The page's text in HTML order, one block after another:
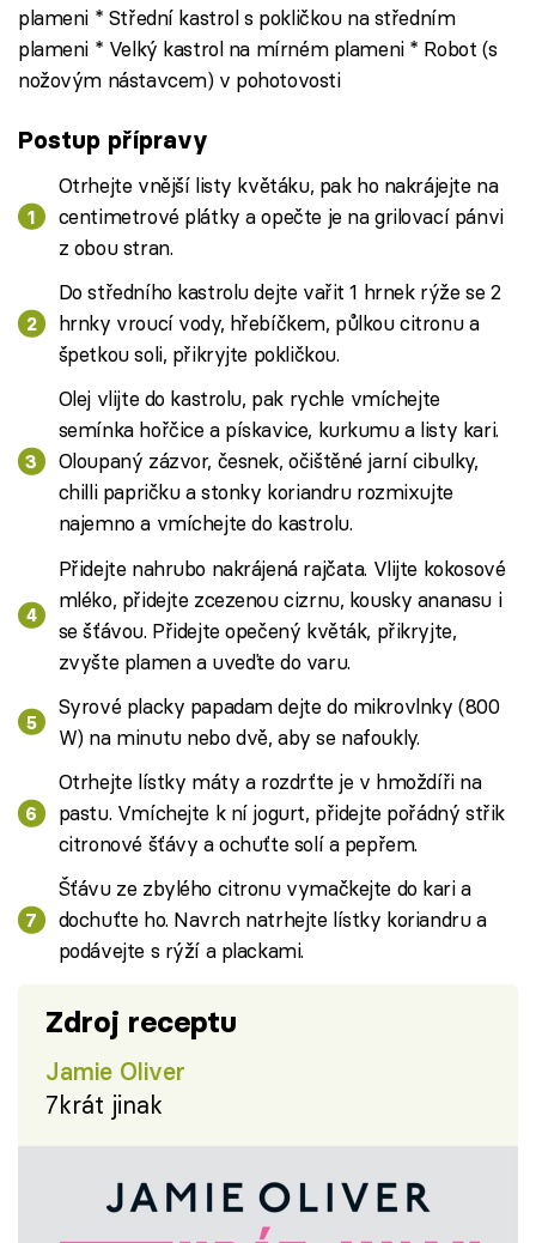
plameni * Střední kastrol s pokličkou na středním
plameni * Velký kastrol na mírném plameni * Robot (s
nožovým nástavcem) v pohotovosti
Postup přípravy
Otrhejte vnější listy květáku, pak ho nakrájejte na
centimetrové plátky a opečte je na grilovací pánvi
z obou stran.
Do středního kastrolu dejte vařit 1 hrnek rýže se 2
hrnky vroucí vody, hřebíčkem, půlkou citronu a
špetkou soli, přikryjte pokličkou.
Olej vlijte do kastrolu, pak rychle vmíchejte
semínka hořčice a pískavice, kurkumu a listy kari.
Oloupaný zázvor, česnek, očištěné jarní cibulky,
chilli papričku a stonky koriandru rozmixujte
najemno a vmíchejte do kastrolu.
Přidejte nahrubo nakrájená rajčata. Vlijte kokosové
mléko, přidejte zcezenou cizrnu, kousky ananasu i
se šťávou. Přidejte opečený květák, přikryjte,
zvyšte plamen a uveďte do varu.
Syrové placky papadam dejte do mikrovlnky (800
W) na minutu nebo dvě, aby se nafoukly.
Otrhejte lístky máty a rozdrťte je v hmoždíři na
pastu. Vmíchejte k ní jogurt, přidejte pořádný střik
citronové šťávy a ochuťte solí a pepřem.
Šťávu ze zbylého citronu vymačkejte do kari a
dochuťte ho. Navrch natrhejte lístky koriandru a
podávejte s rýží a plackami.
Zdroj receptu
Jamie Oliver
7krát jinak